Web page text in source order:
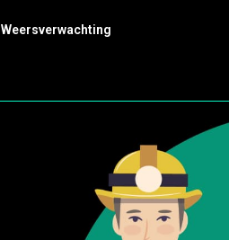
Weersverwachting